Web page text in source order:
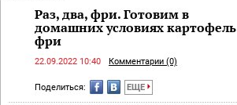
Раз, два, фри. Готовим в
домашних условиях картофель
фри
22.09.2022 10:40 Комментарии (0)
Поделиться: ЕЩЕ